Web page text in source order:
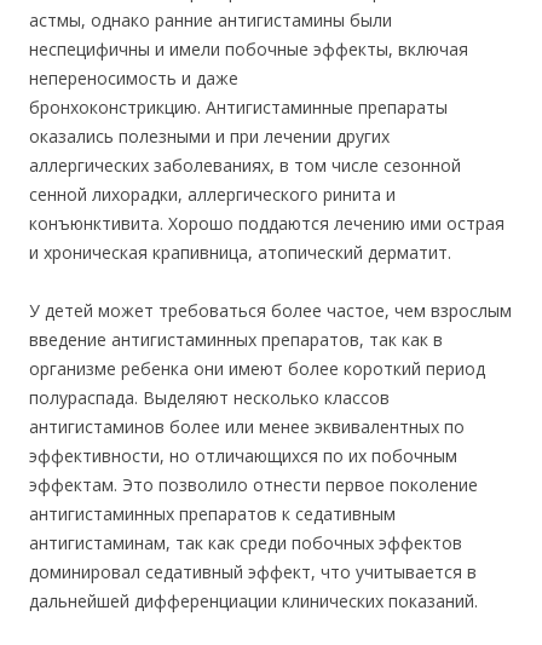
астмы, однако ранние антигистамины были
неспецифичны и имели побочные эффекты, включая
непереносимость и даже
бронхоконстрикцию. Антигистаминные препараты
оказались полезными и при лечении других
аллергических заболеваниях, в том числе сезонной
сенной лихорадки, аллергического ринита и
конъюнктивита. Хорошо поддаются лечению ими острая
и хроническая крапивница, атопический дерматит.
У детей может требоваться более частое, чем взрослым
введение антигистаминных препаратов, так как в
организме ребенка они имеют более короткий период
полураспада. Выделяют несколько классов
антигистаминов более или менее эквивалентных по
эффективности, но отличающихся по их побочным
эффектам. Это позволило отнести первое поколение
антигистаминных препаратов к седативным
антигистаминам, так как среди побочных эффектов
доминировал седативный эффект, что учитывается в
дальнейшей дифференциации клинических показаний.